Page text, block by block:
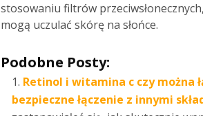
stosowaniu filtrów
mogą uczulać skórę na słońce.
Podobne Posty:
Retinol i witamina c czy można
bezpieczne łączenie z innymi